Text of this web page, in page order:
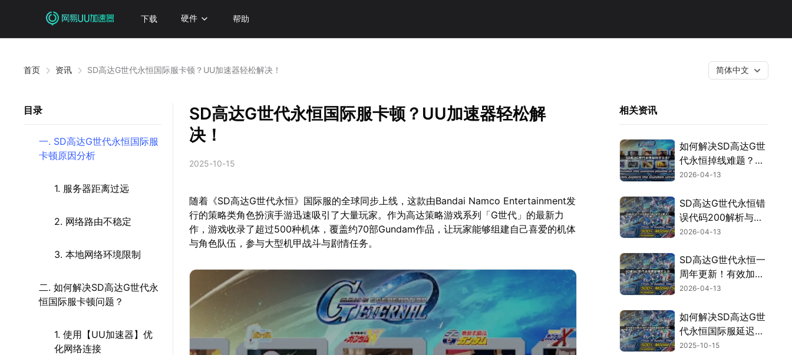
下载 硬件 帮助
首页 资讯 SD高达G世代永恒国际服卡顿？UU加速器轻松解决！ 简体中文
目录
一. SD高达G世代永恒国际服
卡顿原因分析
1. 服务器距离过远
2. 网络路由不稳定
3. 本地网络环境限制
二. 如何解决SD高达G世代永
恒国际服卡顿问题？
1. 使用【UU加速器】优
化网络连接
SD高达G世代永恒国际服卡顿？UU加速器轻松解
决！
2025-10-15
随着《SD高达G世代永恒》国际服的全球同步上线，这款由Bandai Namco Entertainment发
行的策略类角色扮演手游迅速吸引了大量玩家。作为高达策略游戏系列「G世代」的最新力
作，游戏收录了超过500种机体，覆盖约70部Gundam作品，让玩家能够组建自己喜爱的机体
与角色队伍，参与大型机甲战斗与剧情任务。
相关资讯
如何解决SD高达G世
代永恒掉线难题？
UU提升游戏流畅
2026-04-13
SD高达G世代永恒错
误代码200解析与网
络连接修复指南！
2026-04-13
SD高达G世代永恒一
周年更新！有效加速
方案！
2026-04-13
如何解决SD高达G世
代永恒国际服延迟高
问题？
2025-10-15